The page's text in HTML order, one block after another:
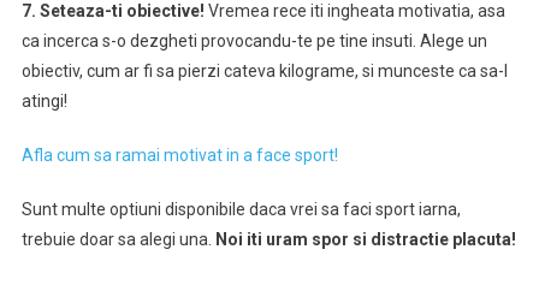
7. Seteaza-ti obiective! Vremea rece iti ingheata motivatia, asa
ca incerca s-o dezgheti provocandu-te pe tine insuti. Alege un
obiectiv, cum ar fi sa pierzi cateva kilograme, si munceste ca sa-l
atingi!
Afla cum sa ramai motivat in a face sport!
Sunt multe optiuni disponibile daca vrei sa faci sport iarna,
trebuie doar sa alegi una. Noi iti uram spor si distractie placuta!